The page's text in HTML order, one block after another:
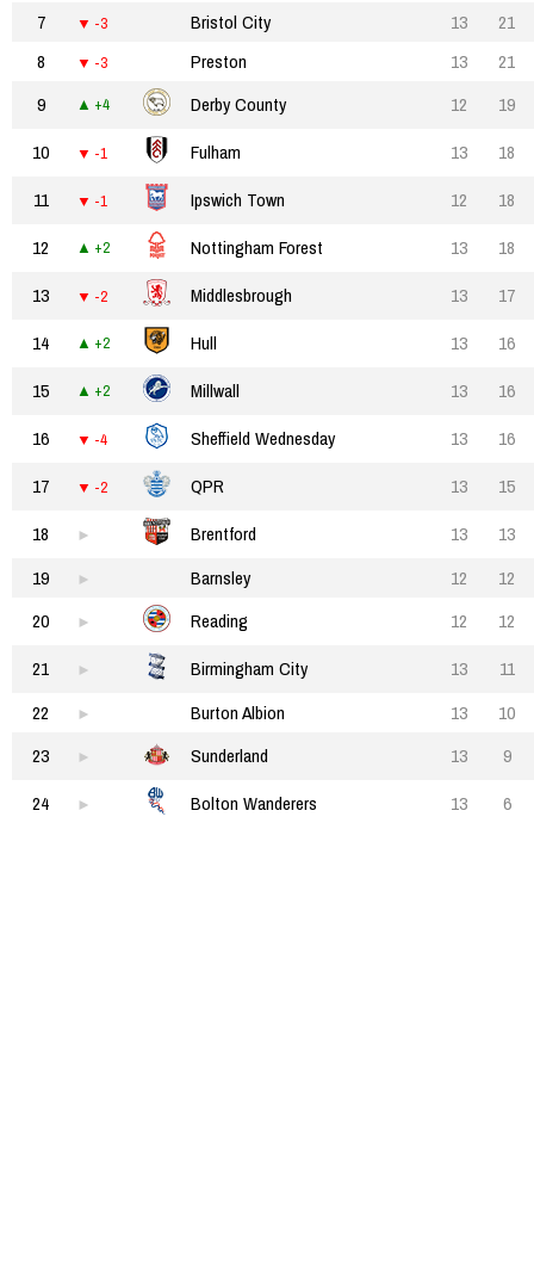
7 -3 Bristol City 13
21
8
-3 Preston 13
21
9
+4 Derby County 12
19
10
-1 Fulham 13
18
11
-1 Ipswich Town 12
18
12
+2 Nottingham Forest 13
18
13
-2 Middlesbrough 13
17
14
+2 Hull 13
16
15
+2 Millwall 13
16
16
-4 Sheffield Wednesday 13
16
17
-2 QPR 13
15
18
Brentford 13
13
19
Barnsley 12
12
20
Reading 12
12
21
Birmingham City 13
11
22
Burton Albion 13
10
23
Sunderland 13
9
24
Bolton Wanderers 13 6